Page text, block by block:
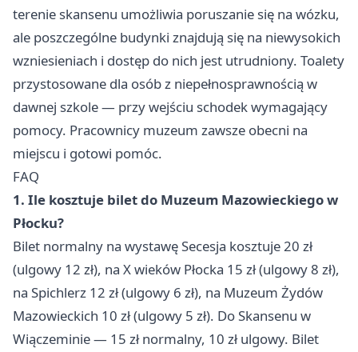
terenie skansenu umożliwia poruszanie się na wózku,
ale poszczególne budynki znajdują się na niewysokich
wzniesieniach i dostęp do nich jest utrudniony. Toalety
przystosowane dla osób z niepełnosprawnością w
dawnej szkole — przy wejściu schodek wymagający
pomocy. Pracownicy muzeum zawsze obecni na
miejscu i gotowi pomóc.
FAQ
1. Ile kosztuje bilet do Muzeum Mazowieckiego w
Płocku?
Bilet normalny na wystawę Secesja kosztuje 20 zł
(ulgowy 12 zł), na X wieków Płocka 15 zł (ulgowy 8 zł),
na Spichlerz 12 zł (ulgowy 6 zł), na Muzeum Żydów
Mazowieckich 10 zł (ulgowy 5 zł). Do Skansenu w
Wiączeminie — 15 zł normalny, 10 zł ulgowy. Bilet